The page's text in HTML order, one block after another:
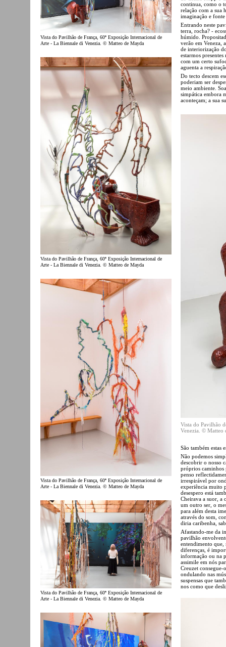
Vista do Pavilhão de França, 60ª Exposição Internacional de
Arte - La Biennale di Venezia. © Matteo de Mayda
Vista do Pavilhão de França, 60ª Exposição Internacional de
Arte - La Biennale di Venezia. © Matteo de Mayda
Vista do Pavilhão de França, 60ª Exposição Internacional de
Arte - La Biennale di Venezia. © Matteo de Mayda
Vista do Pavilhão de França, 60ª Exposição Internacional de
Arte - La Biennale di Venezia. © Matteo de Mayda
continua, como o
relação com a sua
imaginação e
Entrando neste
terra, rocha? -
húmido.
verão em Veneza,
de interiorização
estarmos
com um certo
aguenta a
Do tecto descem
poderiam ser
meio ambiente.
simpática embora
aconteçam; a sua
Vista do Pavilhão
Venezia. © Matteo
São também estas
Não podemos
descobrir o nosso
próprios caminhos
penso
irrespirável por
experiência muito
desespero está
Cheirava a suor, a
um outro ser, o
para além desta
através do som,
diria caribenha,
Afastando-me da
pavilhão
entendimento que,
diferenças, é
informação ou na
assimile em nós
Creuzet consegue-
ondulando nas
suspensas que
nos como que